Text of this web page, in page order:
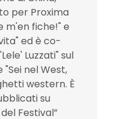
per Proxima
m'en fiche!" e
ed è co-
Luzzati" sul
nel West,
western. È
su
Festival”